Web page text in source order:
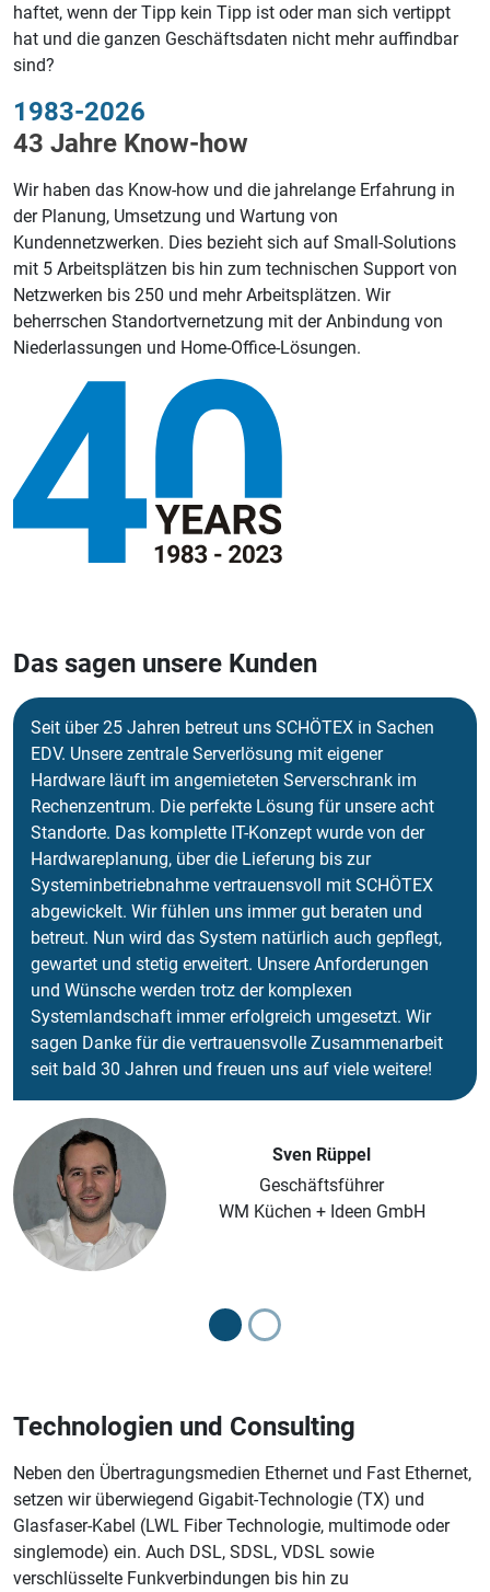
haftet, wenn der Tipp kein Tipp ist oder man sich vertippt
hat und die ganzen Geschäftsdaten nicht mehr auffindbar
sind?
1983-2026
43 Jahre Know-how
Wir haben das Know-how und die jahrelange Erfahrung in
der Planung, Umsetzung und Wartung von
Kundennetzwerken. Dies bezieht sich auf Small-Solutions
mit 5 Arbeitsplätzen bis hin zum technischen Support von
Netzwerken bis 250 und mehr Arbeitsplätzen. Wir
beherrschen Standortvernetzung mit der Anbindung von
Niederlassungen und Home-Office-Lösungen.
Das sagen unsere Kunden
Sven Rüppel
Geschäftsführer
WM Küchen + Ideen GmbH
Seit über 25 Jahren betreut uns SCHÖTEX in Sachen
EDV. Unsere zentrale Serverlösung mit eigener
Hardware läuft im angemieteten Serverschrank im
Rechenzentrum. Die perfekte Lösung für unsere acht
Standorte. Das komplette IT-Konzept wurde von der
Hardwareplanung, über die Lieferung bis zur
Systeminbetriebnahme vertrauensvoll mit SCHÖTEX
abgewickelt. Wir fühlen uns immer gut beraten und
betreut. Nun wird das System natürlich auch gepflegt,
gewartet und stetig erweitert. Unsere Anforderungen
und Wünsche werden trotz der komplexen
Systemlandschaft immer erfolgreich umgesetzt. Wir
sagen Danke für die vertrauensvolle Zusammenarbeit
seit bald 30 Jahren und freuen uns auf viele weitere!
Technologien und Consulting
Neben den Übertragungsmedien Ethernet und Fast Ethernet,
setzen wir überwiegend Gigabit-Technologie (TX) und
Glasfaser-Kabel (LWL Fiber Technologie, multimode oder
singlemode) ein. Auch DSL, SDSL, VDSL sowie
verschlüsselte Funkverbindungen bis hin zu